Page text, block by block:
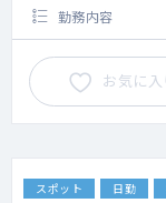
勤務内容
お気に入
スポット 日勤